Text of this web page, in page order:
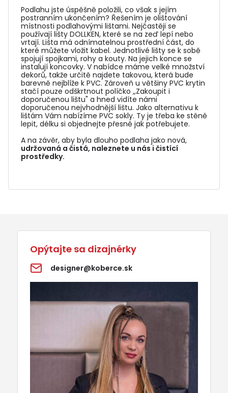
Podlahu jste úspěšně položili, co však s jejím
postranním ukončením? Řešením je olištování
místnosti podlahovými lištami. Nejčastěji se
používají lišty DOLLKEN, které se na zeď lepí nebo
vrtají. Lišta má odnímatelnou prostřední část, do
které můžete vložit kabel. Jednotlivé lišty se k sobě
spojují spojkami, rohy a kouty. Na jejich konce se
instalují koncovky. V nabídce máme velké množství
dekorů, takže určitě najdete takovou, která bude
barevně nejblíže k PVC. Zároveň u většiny PVC krytin
stačí pouze odškrtnout políčko ,,Zakoupit i
doporučenou lištu" a hned vidíte námi
doporučenou nejvhodnější lištu. Jako alternativu k
lištám Vám nabízíme PVC sokly. Ty je třeba ke stěně
lepit, délku si objednejte přesně jak potřebujete.
A na závěr, aby byla dlouho podlaha jako nová,
udržovaná a čistá, naleznete u nás i čistící
prostředky.
Opýtajte sa dizajnérky
designer@koberce.sk